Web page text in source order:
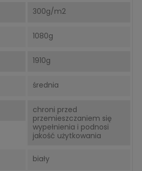
300g/m2
1080g
1910g
średnia
chroni przed
przemieszczaniem się
wypełnienia i podnosi
jakość użytkowania
biały